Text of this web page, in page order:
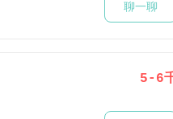
聊一聊
5-6